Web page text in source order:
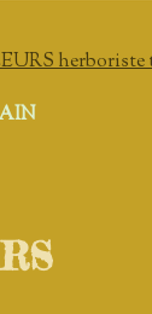
herboriste